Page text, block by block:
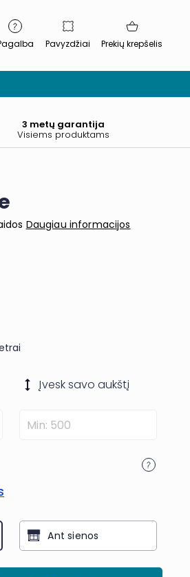
Pavyzdžiai Prekių krepšelis
3 metų garantija
Visiems produktams
Daugiau informacijos
Įvesk savo aukštį
Ant sienos